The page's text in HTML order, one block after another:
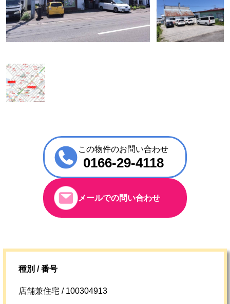
この物件のお問い合わせ
0166-29-4118
メールでの問い合わせ
種別 / 番号
店舗兼住宅 / 100304913